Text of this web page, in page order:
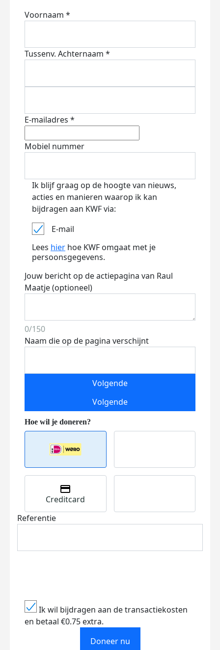
Voornaam *
Tussenv. Achternaam *
E-mailadres *
Mobiel nummer
Ik blijf graag op de hoogte van nieuws,
acties en manieren waarop ik kan
bijdragen aan KWF via:
E-mail
Lees hier hoe KWF omgaat met je
persoonsgegevens.
Jouw bericht op de actiepagina van Raul
Maatje (optioneel)
0/150
Naam die op de pagina verschijnt
Volgende
Volgende
Creditcard
Referentie
Ik wil bijdragen aan de transactiekosten
en betaal €0.75 extra.
Doneer nu